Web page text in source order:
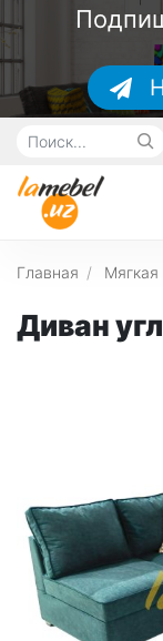
Главная
Диван